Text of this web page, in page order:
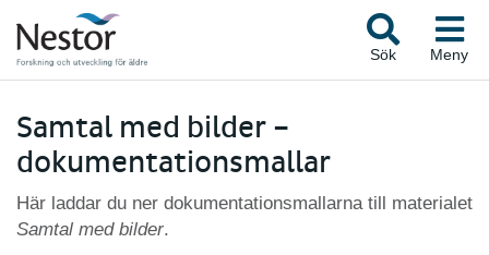
Sök Meny
Samtal med bilder –
dokumentationsmallar
Här laddar du ner dokumentationsmallarna till materialet
Samtal med bilder.